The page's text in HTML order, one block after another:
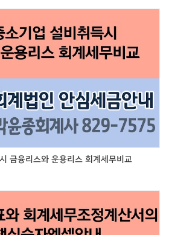
금융리스와 운용리스 회계세무비교